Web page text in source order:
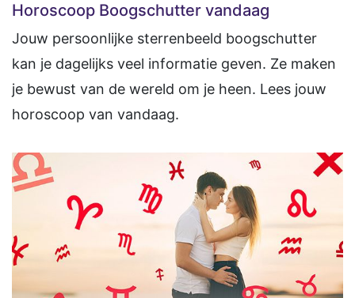
Horoscoop Boogschutter vandaag
Jouw persoonlijke sterrenbeeld boogschutter
kan je dagelijks veel informatie geven. Ze maken
je bewust van de wereld om je heen. Lees jouw
horoscoop van vandaag.